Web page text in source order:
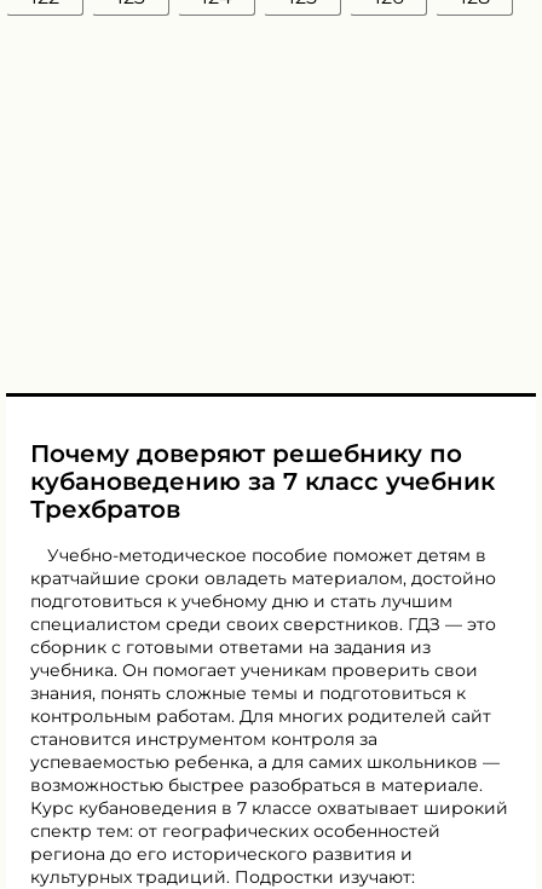
Почему доверяют решебнику по
кубановедению за 7 класс учебник
Трехбратов
Учебно-методическое пособие поможет детям в
кратчайшие сроки овладеть материалом, достойно
подготовиться к учебному дню и стать лучшим
специалистом среди своих сверстников. ГДЗ — это
сборник с готовыми ответами на задания из
учебника. Он помогает ученикам проверить свои
знания, понять сложные темы и подготовиться к
контрольным работам. Для многих родителей сайт
становится инструментом контроля за
успеваемостью ребенка, а для самих школьников —
возможностью быстрее разобраться в материале.
Курс кубановедения в 7 классе охватывает широкий
спектр тем: от географических особенностей
региона до его исторического развития и
культурных традиций. Подростки изучают: